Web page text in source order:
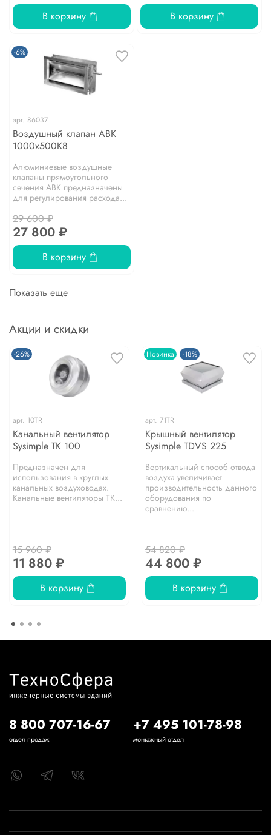
В корзину В корзину
-6%
арт. 86037
Воздушный клапан АВК
1000х500К8
Алюминиевые воздушные
клапаны прямоугольного
сечения АВК предназначены
для регулирования расхода...
29 600 ₽
27 800 ₽
В корзину
Показать еще
Акции и скидки
-26%
арт. 10TR
Канальный вентилятор
Sysimple TK 100
Предназначен для
использования в круглых
канальных воздуховодах.
Канальные вентиляторы TK...
15 960 ₽
11 880 ₽
В корзину
Новинка -18%
арт. 71TR
Крышный вентилятор
Sysimple TDVS 225
Вертикальный способ отвода
воздуха увеличивает
производительность данного
оборудования по
сравнению...
54 820 ₽
44 800 ₽
В корзину
8 800 707-16-67
отдел продаж
+7 495 101-78-98
монтажный отдел